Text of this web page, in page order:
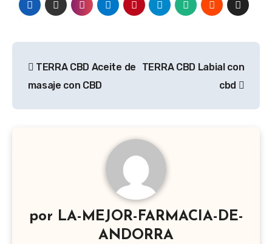
de
entradas
TERRA CBD Aceite de
masaje con CBD
TERRA CBD Labial con
cbd
por LA-MEJOR-FARMACIA-DE-
ANDORRA